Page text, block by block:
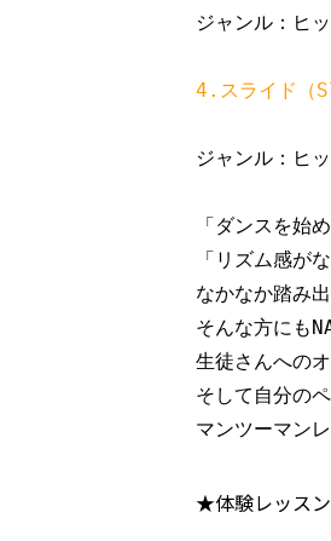
ジャンル：ヒ
4.スライド（
ジャンル：ヒ
「ダンスを始
「リズム感が
なかなか踏み
そんな方にも
生徒さんへの
そして自分の
★体験レッス